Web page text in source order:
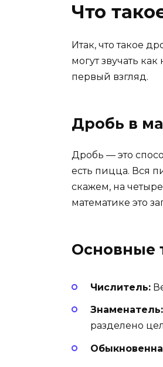
Что
Итак, что такое
могут звучать
первый взгляд.
Дробь в
Дробь — это
есть пицца. Вся
скажем, на
математике это
Основные
Числитель:
Знаменатель:
разделено